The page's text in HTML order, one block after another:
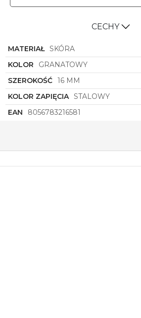
CECHY
MATERIAŁ SKÓRA
KOLOR
GRANATOWY
SZEROKOŚĆ 16 MM
KOLOR ZAPIĘCIA STALOWY
EAN
8056783216581